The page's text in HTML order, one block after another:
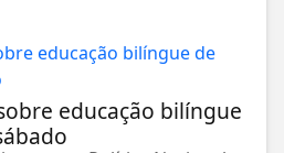
educação bilíngue